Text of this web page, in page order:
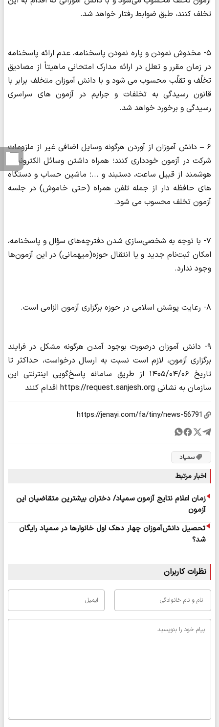
تخلف کنند، طبق ضوابط رفتار خواهد شد.
۵- مخدوش نمودن و پاره نمودن پاسخنامه، عدم ارائه پاسخنامه
در زمان مقرر و تعلل در ارائه مدارک امتحانی ماهیتاً از مصادیق
تخلّف و تقلّب محسوب می شود و با دانش آموزان متخلف برابر با
قانون رسیدگی به تخلفات و جرایم در آزمون های سراسری
رسیدگی و برخورد خواهد شد.
۶ – دانش آموزان از آوردن هرگونه وسایل اضافی غیر از ملزومات
شرکت در آزمون خودداری کنند؛ همراه داشتن وسائل الکترونیکی
هوشمند از قبیل ساعت، دستبند و ...؛ ماشین حساب و دستگاه
های حافظه دار از جمله تلفن همراه (حتی خاموش) در جلسه
آزمون تخلف محسوب می شود.
۷- با توجه به شخصی‌سازی شدن دفترچه‌های سؤال و پاسخنامه،
امکان ثبت‌‎نام جدید و یا انتقال حوزه(میهمانی) در این آزمون‌ها
وجود ندارد.
۸- رعایت پوشش اسلامی در حوزه برگزاری آزمون الزامی است.
۹- دانش آموزان درصورت بوجود آمدن هرگونه مشکل در فرایند
برگزاری آزمون، لازم است نسبت به ارسال درخواست، حداکثر تا
تاریخ ۱۴۰۵/۰۴/۰۶ از طریق سامانه پاسخ‌گویی اینترنتی این
سازمان به نشانی https://request.sanjesh.org اقدام کنند
سمپاد
اخبار مرتبط
زمان اعلام نتایج آزمون سمپاد/ دختران بیشترین متقاضیان این
آزمون
تحصیل دانش‌آموزان چهار دهک اول خانوارها در سمپاد رایگان
شد؟
نظرات کاربران